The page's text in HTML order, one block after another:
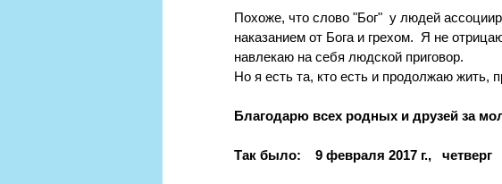
Похоже, что слово "Бог"  у людей
наказанием от Бога и грехом.  Я не
навлекаю на себя людской приговор.
Но я есть та, кто есть и продолжаю жить,
Благодарю всех родных и друзей за
Так было:    9 февраля 2017 г.,   четверг